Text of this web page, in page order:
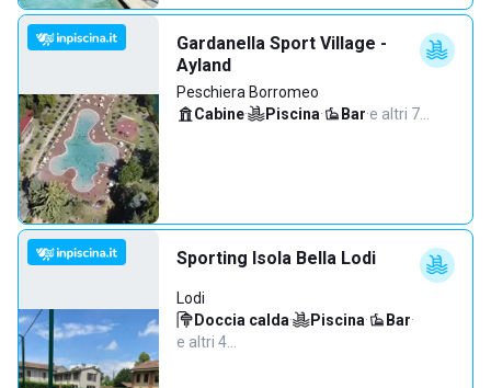
Gardanella Sport Village -
Ayland
Peschiera Borromeo
Cabine· Piscina· Bar·e altri 7…
Sporting Isola Bella Lodi
Lodi
Doccia calda· Piscina· Bar·
e altri 4…